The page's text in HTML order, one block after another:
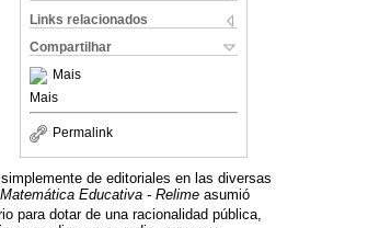
Links relacionados
Compartilhar
Mais
Mais
Permalink
de editoriales en las diversas
Educativa - Relime asumió
para dotar de una racionalidad pública,